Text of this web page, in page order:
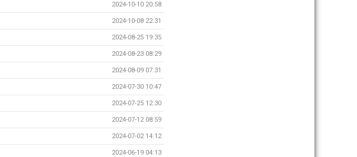
2024-10-10 20:58
2024-10-08 22:31
2024-08-25 19:35
2024-08-23 08:29
2024-08-09 07:31
2024-07-30 10:47
2024-07-25 12:30
2024-07-12 08:59
2024-07-02 14:12
2024-06-19 04:13